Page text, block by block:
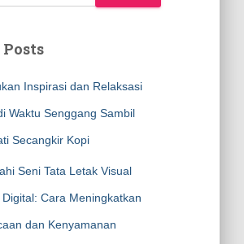
Inspirasi dan Relaksasi
Waktu Senggang Sambil
Secangkir Kopi
Seni Tata Letak Visual
Cara Meningkatkan
dan Kenyamanan